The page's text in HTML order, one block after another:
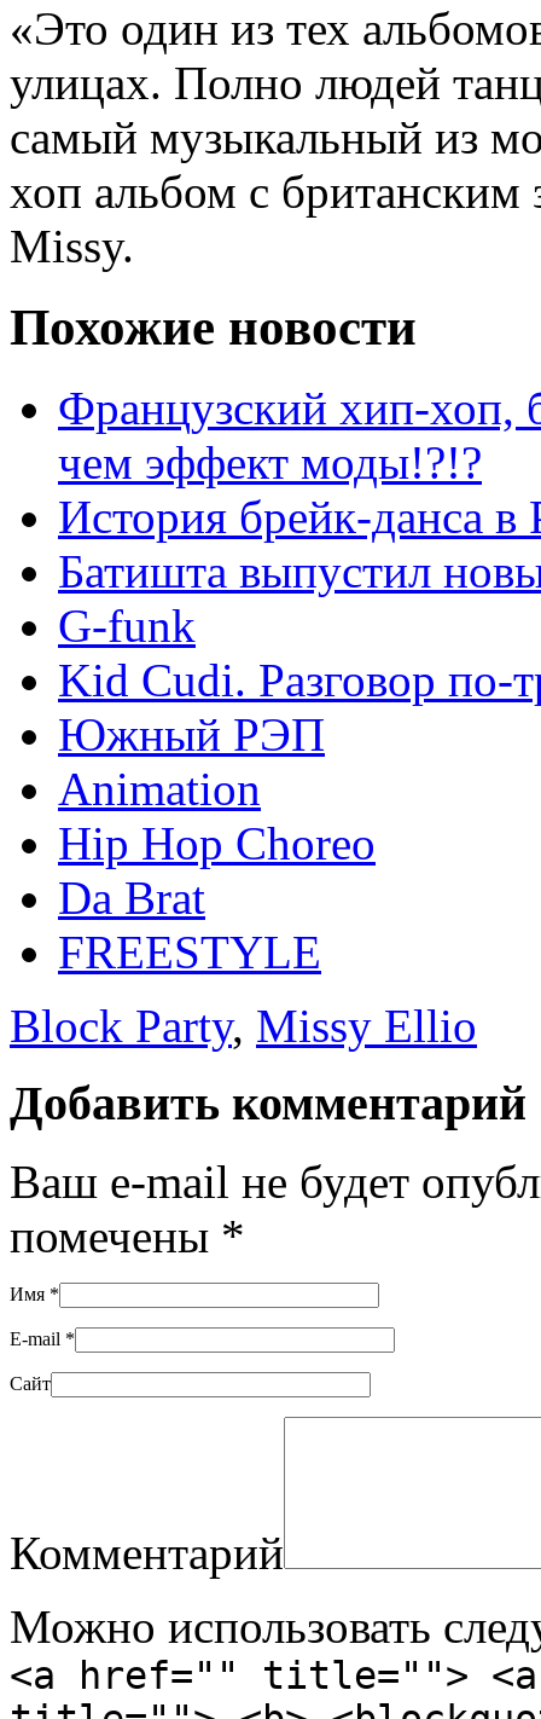
«Это один из тех
улицах. Полно людей
самый музыкальный из
хоп альбом с
Missy.
Похожие новости
Французский хип-хоп,
чем эффект моды!?!?
История брейк-данса в
Батишта выпустил
G-funk
Kid Cudi. Разговор по-
Южный РЭП
Animation
Hip Hop Choreo
Da Brat
FREESTYLE
Block Party, Missy Ellio
Добавить комментарий
Ваш e-mail не будет
помечены *
Имя *
E-mail *
Сайт
Комментарий
Можно использовать
<a href="" title="">